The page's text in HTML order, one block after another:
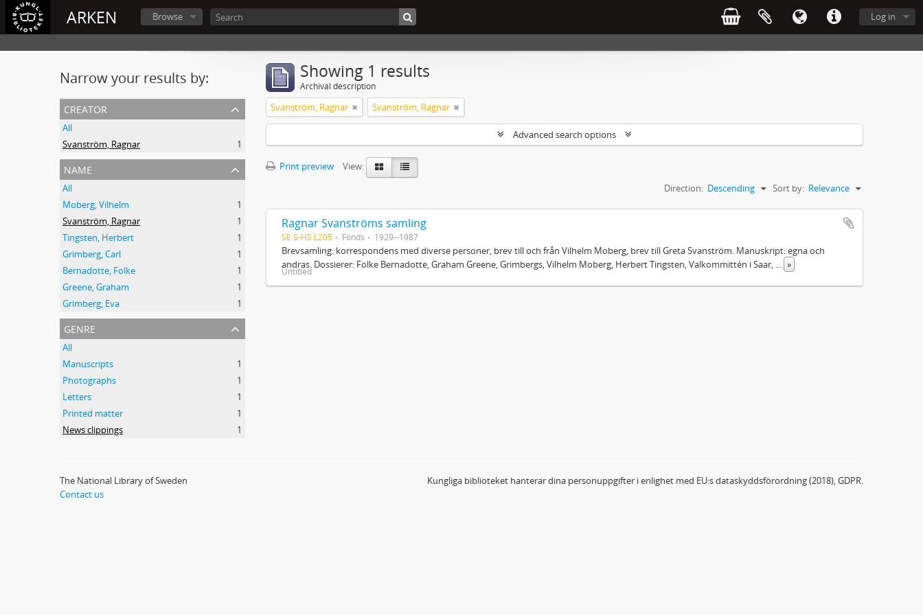
ARKEN Log in
Browse
Narrow your results by:
creator
All
Svanström, Ragnar
1
name
All
Moberg, Vilhelm
1
Svanström, Ragnar
1
Tingsten, Herbert
1
Grimberg, Carl
1
Bernadotte, Folke
1
Greene, Graham
1
Grimberg, Eva
1
genre
All
Manuscripts
1
Photographs
1
Letters
1
Printed matter
1
News clippings
1
Showing 1 results
Archival description
Svanström, Ragnar Svanström, Ragnar
Advanced search options
Print preview
View:
Sort by: Relevance
Direction: Descending
Ragnar Svanströms samling
SE S-HS L205 Fonds 1929--1987
Brevsamling: korrespondens med diverse personer, brev till och från Vilhelm Moberg, brev till Greta Svanström. Manuskript: egna och
andras. Dossierer: Folke Bernadotte, Graham Greene, Grimbergs, Vilhelm Moberg, Herbert Tingsten, Valkommittén i Saar,
»
Untitled
The National Library of Sweden
Contact us
Kungliga biblioteket hanterar dina personuppgifter i enlighet med EU:s dataskyddsförordning (2018), GDPR.